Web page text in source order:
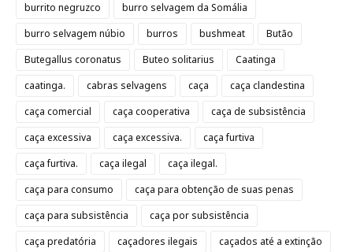
burrito negruzco
burro selvagem da Somália
burro selvagem núbio
burros bushmeat
Butão
Butegallus coronatus
Buteo solitarius
Caatinga
caatinga.
cabras selvagens caça
caça clandestina
caça comercial
caça cooperativa
caça de subsistência
caça excessiva
caça excessiva.
caça furtiva
caça furtiva.
caça ilegal
caça ilegal.
caça para consumo
caça para obtenção de suas penas
caça para subsistência
caça por subsistência
caça predatória
caçadores ilegais
caçados até a extinção